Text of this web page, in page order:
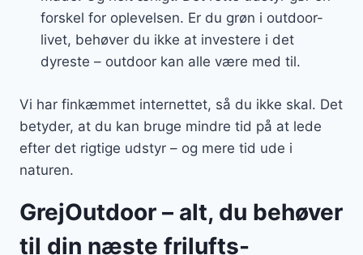
forskel for oplevelsen. Er du grøn i outdoor-
livet, behøver du ikke at investere i det
dyreste – outdoor kan alle være med til.
Vi har finkæmmet internettet, så du ikke skal. Det
betyder, at du kan bruge mindre tid på at lede
efter det rigtige udstyr – og mere tid ude i
naturen.
GrejOutdoor – alt, du behøver
til din næste frilufts-